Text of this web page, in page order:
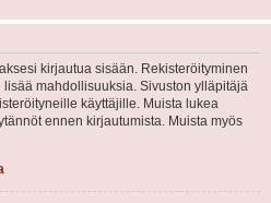
kirjautua sisään. Rekisteröityminen
mahdollisuuksia. Sivuston ylläpitäjä
käyttäjille. Muista lukea
ennen kirjautumista. Muista myös